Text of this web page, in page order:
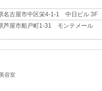
名古屋市中区栄4-1-1 中日ビル 3F
芦屋市船戸町1-31 モンテメール
容室